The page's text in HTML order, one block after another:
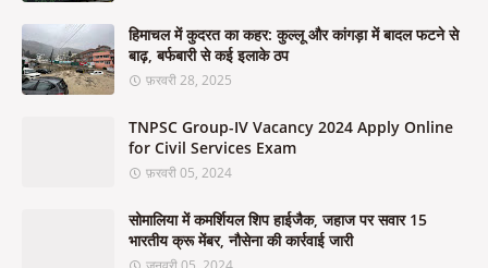
हिमाचल में कुदरत का कहर: कुल्लू और कांगड़ा में बादल फटने से
बाढ़, बर्फबारी से कई इलाके ठप
फ़रवरी 28, 2025
TNPSC Group-IV Vacancy 2024 Apply Online
for Civil Services Exam
फ़रवरी 05, 2024
सोमालिया में कमर्शियल शिप हाईजैक, जहाज पर सवार 15
भारतीय क्रू मेंबर, नौसेना की कार्रवाई जारी